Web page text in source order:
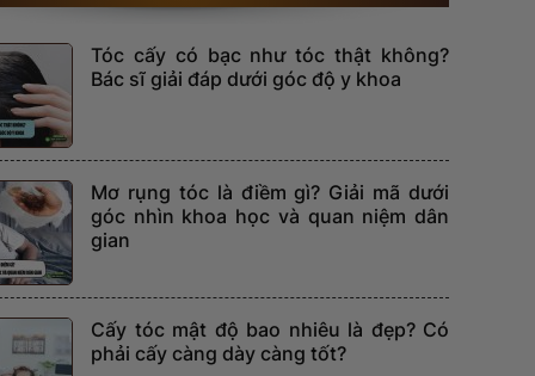
Tóc cấy có bạc như tóc thật không?
Bác sĩ giải đáp dưới góc độ y khoa
Mơ rụng tóc là điềm gì? Giải mã dưới
góc nhìn khoa học và quan niệm dân
gian
Cấy tóc mật độ bao nhiêu là đẹp? Có
phải cấy càng dày càng tốt?